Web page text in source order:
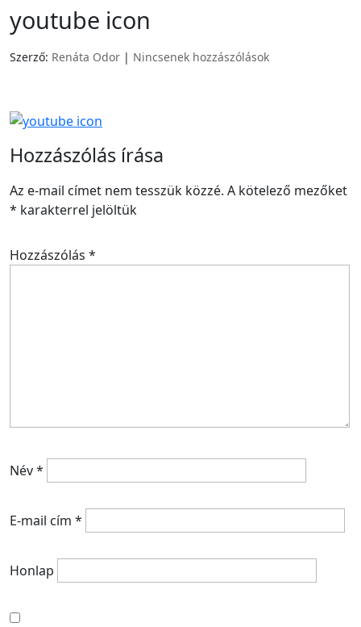
youtube icon
Szerző: Renáta Odor | Nincsenek hozzászólások
Hozzászólás írása
Az e-mail címet nem tesszük közzé. A kötelező mezőket
* karakterrel jelöltük
Hozzászólás *
Név*
E-mail cím *
Honlap